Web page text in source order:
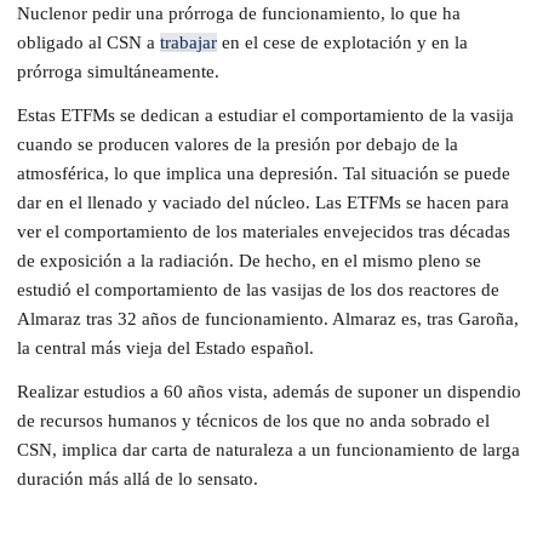
Nuclenor pedir una prórroga de funcionamiento, lo que ha
obligado al CSN a trabajar en el cese de explotación y en la
prórroga simultáneamente.
Estas ETFMs se dedican a estudiar el comportamiento de la vasija
cuando se producen valores de la presión por debajo de la
atmosférica, lo que implica una depresión. Tal situación se puede
dar en el llenado y vaciado del núcleo. Las ETFMs se hacen para
ver el comportamiento de los materiales envejecidos tras décadas
de exposición a la radiación. De hecho, en el mismo pleno se
estudió el comportamiento de las vasijas de los dos reactores de
Almaraz tras 32 años de funcionamiento. Almaraz es, tras Garoña,
la central más vieja del Estado español.
Realizar estudios a 60 años vista, además de suponer un dispendio
de recursos humanos y técnicos de los que no anda sobrado el
CSN, implica dar carta de naturaleza a un funcionamiento de larga
duración más allá de lo sensato.